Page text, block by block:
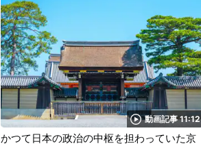
動画記事 11:12
かつて日本の政治の中枢を担わっていた京